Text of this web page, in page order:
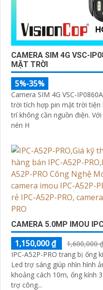
CAMERA SIM 4G VSC-
MẶT TRỜI
5%-35%
Camera SIM 4G VSC-
trời tích hợp pin mặt trời
trí không cần nguồn điện. Với độ phân giải 6MP cùng chuẩn
nén H
CAMERA 5.0MP IMOU
1,150,000 ₫
1,600,000
IPC-A52P-PRO trang bị ống
Led trợ sáng giúp nhìn hình
khoảng cách 10m, ống kính
trợ công...